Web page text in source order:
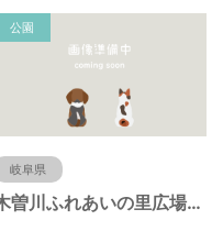
公園
岐阜県
木曽川ふれあいの里広場（岐阜県羽島市）